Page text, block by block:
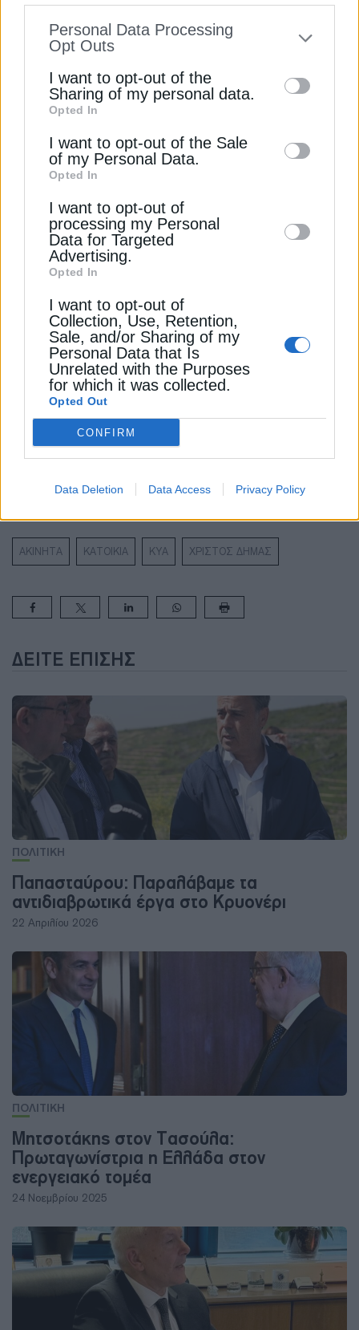
to your opt-out. You may separately opt-out
information by third parties on the IAB’s list
of downstream participants. This
information may also be disclosed by us to
third parties on theIAB’s List of
Downstream Participants
disclose it to other third parties.
Personal Data Processing
Opt Outs
I want to opt-out of the
Sharing of my personal data.
Opted In
I want to opt-out of the Sale
of my Personal Data.
Opted In
I want to opt-out of
processing my Personal
Data for Targeted
Advertising.
Opted In
I want to opt-out of
Collection, Use, Retention,
Sale, and/or Sharing of my
Personal Data that Is
Unrelated with the Purposes
for which it was collected.
Opted Out
CONFIRM
Data Deletion Data Access Privacy Policy
επιτρέψουν την αξιοποίησή τους με διαφάνεια,
ποιότητα και λογοδοσία. Με τη νέα Κοινή
Υπουργική Απόφαση, η κοινωνική αντιπαροχή
κάνει ακόμη ένα βήμα προς την εφαρμογή της.
Δημόσια ακίνητα μπορούν να μετατραπούν σε νέες
κατοικίες, με καθαρούς κανόνες, σύγχρονες
προδιαγραφές και κοινωνική στόχευση. Βήμα
βήμα, χτίζεται ένας νέος θεσμός κοινωνικής
κατοικίας, που αυξάνει την προσφορά στέγης και
δίνει προτεραιότητα σε συμπολίτες μας που έχουν
μεγαλύτερη ανάγκη.
Διαβάστε ακόμη
Ρύθμιση για συμμετοχή του δημοσίου σε ΑΜΚ
εισηγμένων
Παπασταύρου: Η Ευρώπη να προχωρήσει στη
δημιουργία μιας πραγματικά ενιαίας αγοράς
ενέργειας
της δημόσιας συμβολής στα πέντε αρδευτικά έργα
ΑΚΙΝΗΤΑ ΚΑΤΟΙΚΙΑ ΚΥΑ ΧΡΙΣΤΟΣ ΔΗΜΑΣ
ΔΕΊΤΕ ΕΠΊΣΗΣ
ΠΟΛΙΤΙΚΗ
Παπασταύρου: Παραλάβαμε τα
αντιδιαβρωτικά έργα στο Κρυονέρι
22 Απριλίου 2026
ΠΟΛΙΤΙΚΗ
Μητσοτάκης στον Τασούλα:
Πρωταγωνίστρια η Ελλάδα στον
ενεργειακό τομέα
24 Νοεμβρίου 2025